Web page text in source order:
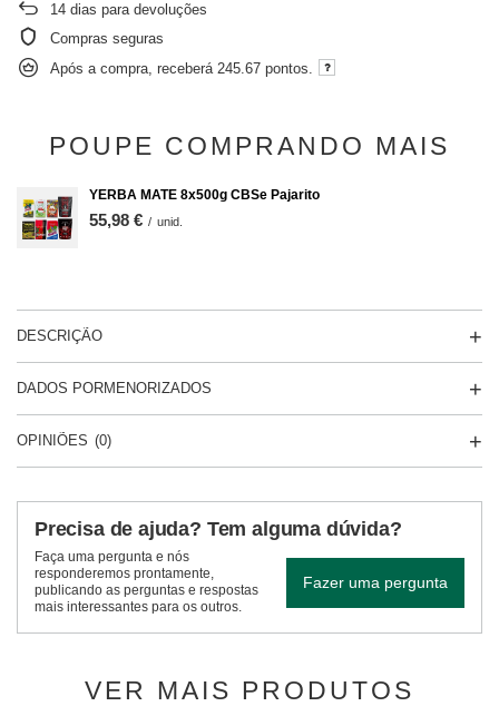
14 dias para devoluções
Compras seguras
Após a compra, receberá 245.67 pontos.
POUPE COMPRANDO MAIS
YERBA MATE 8x500g CBSe Pajarito
55,98 € / unid.
DESCRIÇÃO
DADOS PORMENORIZADOS
OPINIÕES (0)
Precisa de ajuda? Tem alguma dúvida?
Faça uma pergunta e nós
responderemos prontamente,
publicando as perguntas e respostas
mais interessantes para os outros.
Fazer uma pergunta
VER MAIS PRODUTOS